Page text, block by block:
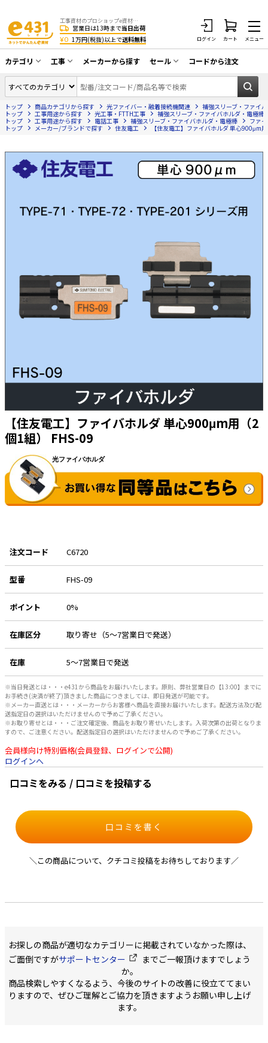
工事資材のプロショップe資材 CATV・アンテナ・防犯・光・LAN・電気・空調工事など
営業日は13時まで当日出荷
¥0 1万円(税抜)以上で送料無料 ログイン カート メニュー
カテゴリ
同軸ケーブル／テレビ用接栓／関連工具
アンテナ・取付金具・ブースター／CATV
部材類
配線補助具（モール・結束バンド・テー
防犯工事関連
HDMIケーブル・周辺機器／RCAケーブル
LANケーブル・コネクタ・関連資材/機器
エアコン・換気扇・空調資材
太陽光発電ケーブル・コネクタ・関連資
材/機器
電源タップ・延長コード
スイッチ・コンセント（配線器具）
PF管/FEP管/CD管/情報線保護管
ボックス・ビニル電線管付属品・引き込
工具関連
EV充電設備工事関連
e431オリジナル
販売終了品
工事
CATV・アンテナ工事
光工事・FTTH工事
エアコン・換気扇工事
防犯カメラ工事
LAN配線工事
太陽光発電工事
ホテル・病院向け
メーカーから探す セール
在庫一掃セール
コードから注文
トップ 商品カテゴリから探す 光ファイバー・融着接続機関連
補強スリーブ・ファイ
トップ
工事用途から探す 光工事・FTTH工事
補強スリーブ・ファイバホルダ・電極棒
トップ
工事用途から探す 電話工事 補強スリーブ・ファイバホルダ・電極棒
ファ
トップ
メーカー/ブランドで探す 住友電工 【住友電工】ファイバホルダ 単心900μm
【住友電工】ファイバホルダ 単心900μm用（2
個1組） FHS-09
注文コード C6720
型番 FHS-09
ポイント 0%
在庫区分 取り寄せ（5～7営業日で発送）
在庫 5～7営業日で発送
※当日発送とは・・・e431から商品をお届けいたします。原則、弊社営業日の【13:00】までに
お手続き(決済が終了)頂きました商品につきましては、即日発送が可能です。
※メーカー直送とは・・・メーカーからお客様へ商品を直接お届けいたします。配送方法及び配
送指定日の選択はいただけませんので予めご了承ください。
※お取り寄せとは・・・ご注文確定後、商品をお取り寄せいたします。入荷次第の出荷となりま
すので、ご注意ください。配送指定日の選択はいただけませんので予めご了承ください。
会員様向け特別価格(会員登録、ログインで公開)
ログインへ
口コミをみる / 口コミを投稿する
口コミを書く
＼この商品について、クチコミ投稿をお待ちしております／
お探しの商品が適切なカテゴリーに掲載されていなかった際は、
ご面倒ですがサポートセンター
までご一報頂けますでしょう
か。
商品検索しやすくなるよう、今後のサイトの改善に役立ててまい
りますので、ぜひご理解とご協力を頂きますようお願い申し上げ
ます。